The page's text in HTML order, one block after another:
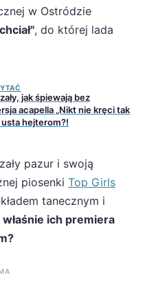
w Ostródzie
, do której lada
jak śpiewają bez
acapella „Nikt nie kręci tak
hejterom?!
pazur i swoją
piosenki Top Girls
tanecznym i
ich premiera